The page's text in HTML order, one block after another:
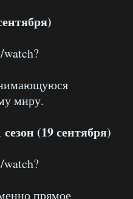
миру.
(19 сентября)
прямое